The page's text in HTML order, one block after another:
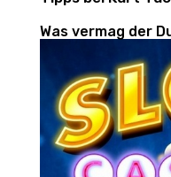
Was vermag der